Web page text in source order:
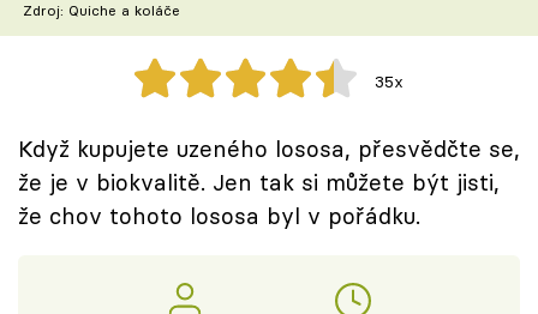
Speciál: Cuketa
Těhotnej kuchař
Sledujte prima+
Přihlášení
Zdroj: Quiche a koláče
35x
Když kupujete uzeného lososa, přesvědčte se,
že je v biokvalitě. Jen tak si můžete být jisti,
že chov tohoto lososa byl v pořádku.